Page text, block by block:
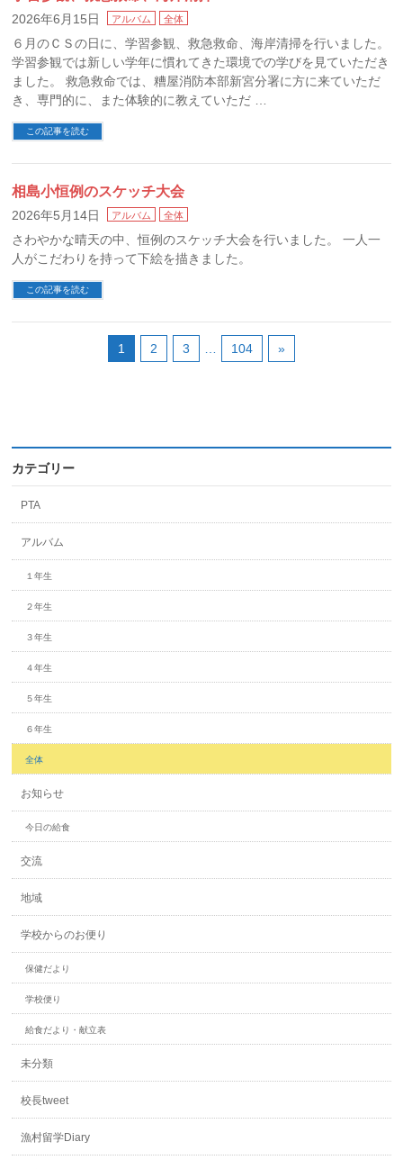
2026年6月15日 アルバム 全体
６月のＣＳの日に、学習参観、救急救命、海岸清掃を行いました。
学習参観では新しい学年に慣れてきた環境での学びを見ていただき
ました。 救急救命では、糟屋消防本部新宮分署に方に来ていただ
き、専門的に、また体験的に教えていただ …
この記事を読む
相島小恒例のスケッチ大会
2026年5月14日 アルバム 全体
さわやかな晴天の中、恒例のスケッチ大会を行いました。 一人一
人がこだわりを持って下絵を描きました。
この記事を読む
1 2 3 104 »
カテゴリー
PTA
アルバム
１年生
２年生
３年生
４年生
５年生
６年生
全体
お知らせ
今日の給食
交流
地域
学校からのお便り
保健だより
学校便り
給食だより・献立表
未分類
校長tweet
漁村留学Diary